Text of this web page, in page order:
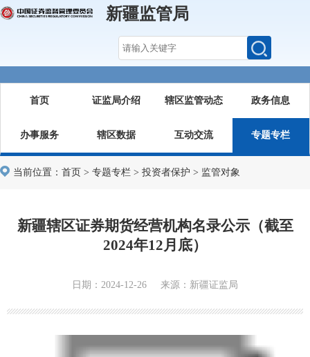
新疆监管局
首页 证监局介绍 辖区监管动态 政务信息
办事服务 辖区数据 互动交流 专题专栏
当前位置： 首页 > 专题专栏 > 投资者保护 > 监管对象
新疆辖区证券期货经营机构名录公示（截至
2024年12月底）
日期：2024-12-26 来源：新疆证监局